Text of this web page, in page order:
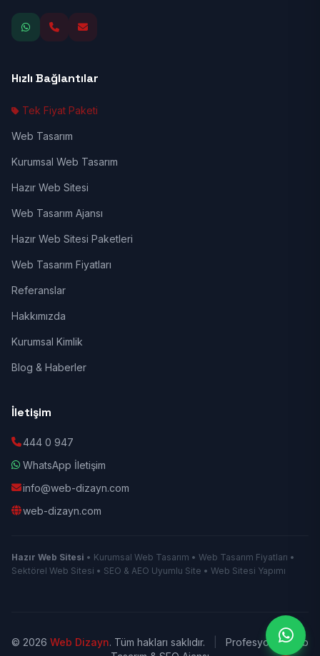
Hızlı Bağlantılar
Tek Fiyat Paketi
Web Tasarım
Kurumsal Web Tasarım
Hazır Web Sitesi
Web Tasarım Ajansı
Hazır Web Sitesi Paketleri
Web Tasarım Fiyatları
Referanslar
Hakkımızda
Kurumsal Kimlik
Blog & Haberler
İletişim
444 0 947
WhatsApp İletişim
info@web-dizayn.com
web-dizayn.com
Hazır Web Sitesi • Kurumsal Web Tasarım • Web Tasarım Fiyatları •
Sektörel Web Sitesi • SEO & AEO Uyumlu Site • Web Sitesi Yapımı
© 2026 Web Dizayn. Tüm hakları saklıdır.
Profesyonel Web